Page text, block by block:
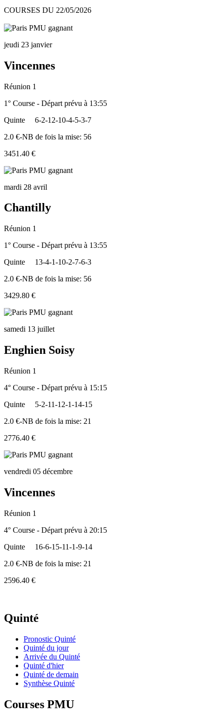
COURSES DU 22/05/2026
jeudi 23 janvier
Vincennes
Réunion 1
1° Course - Départ prévu à 13:55
Quinte
6-2-12-10-4-5-3-7
2.0 €-NB de fois la mise: 56
3451.40 €
mardi 28 avril
Chantilly
Réunion 1
1° Course - Départ prévu à 13:55
Quinte
13-4-1-10-2-7-6-3
2.0 €-NB de fois la mise: 56
3429.80 €
samedi 13 juillet
Enghien Soisy
Réunion 1
4° Course - Départ prévu à 15:15
Quinte
5-2-11-12-1-14-15
2.0 €-NB de fois la mise: 21
2776.40 €
vendredi 05 décembre
Vincennes
Réunion 1
4° Course - Départ prévu à 20:15
Quinte
16-6-15-11-1-9-14
2.0 €-NB de fois la mise: 21
2596.40 €
Quinté
Pronostic Quinté
Quinté du jour
Arrivée du Quinté
Quinté d'hier
Quinté de demain
Synthèse Quinté
Courses PMU